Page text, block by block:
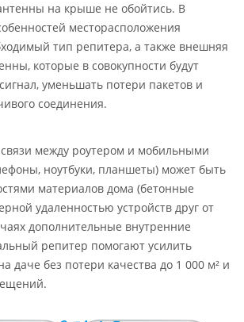
на крыше не обойтись. В
месторасположения
тип репитера, а также внешняя
которые в совокупности будут
уменьшать потери пакетов и
соединения.
между роутером и мобильными
ноутбуки, планшеты) может быть
материалов дома (бетонные
удаленностью устройств друг от
дополнительные внутренние
репитер помогают усилить
даче без потери качества до 1 000 м² и